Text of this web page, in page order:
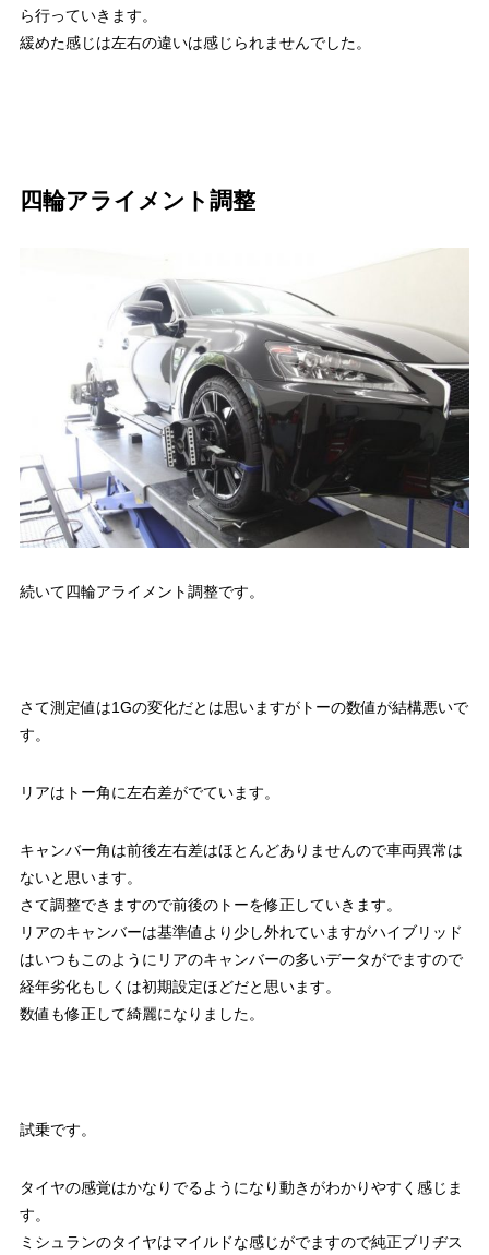
ら行っていきます。
緩めた感じは左右の違いは感じられませんでした。
四輪アライメント調整
続いて四輪アライメント調整です。
さて測定値は1Gの変化だとは思いますがトーの数値が結構悪いで
す。
リアはトー角に左右差がでています。
キャンバー角は前後左右差はほとんどありませんので車両異常は
ないと思います。
さて調整できますので前後のトーを修正していきます。
リアのキャンバーは基準値より少し外れていますがハイブリッド
はいつもこのようにリアのキャンバーの多いデータがでますので
経年劣化もしくは初期設定ほどだと思います。
数値も修正して綺麗になりました。
試乗です。
タイヤの感覚はかなりでるようになり動きがわかりやすく感じま
す。
ミシュランのタイヤはマイルドな感じがでますので純正ブリヂス